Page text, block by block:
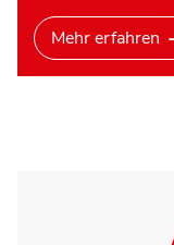
Mehr erfahren